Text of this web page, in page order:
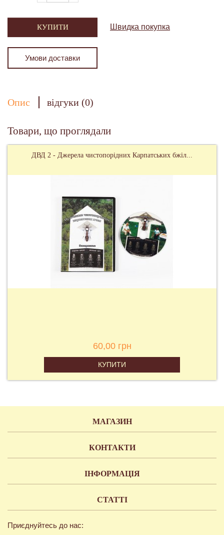
КУПИТИ Швидка покупка
Умови доставки
Опис відгуки (0)
Товари, що проглядали
ДВД 2 - Джерела чистопорідних Карпатських бжіл...
60,00 грн
КУПИТИ
МАГАЗИН
КОНТАКТИ
ІНФОРМАЦІЯ
СТАТТІ
Приєднуйтесь до нас: